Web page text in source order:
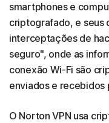
smartphones e
criptografado, e seus
interceptações de
seguro", onde as
conexão Wi-Fi são
enviados e recebidos
O Norton VPN usa